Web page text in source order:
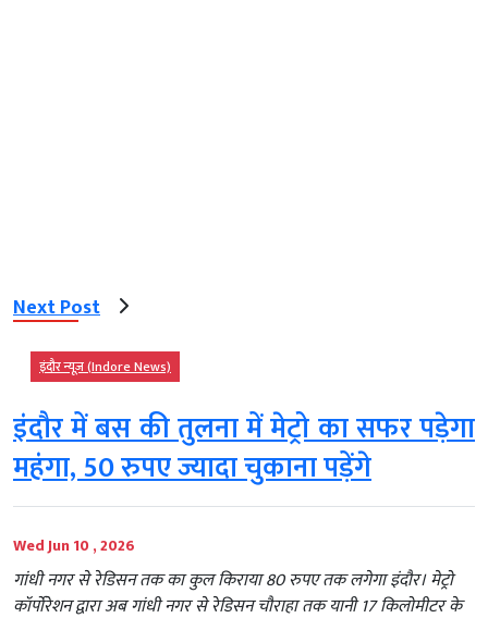
Next Post
इंदौर न्यूज़ (Indore News)
इंदौर में बस की तुलना में मेट्रो का सफर पड़ेगा
महंगा, 50 रुपए ज्यादा चुकाना पड़ेंगे
Wed Jun 10 , 2026
गांधी नगर से रेडिसन तक का कुल किराया 80 रुपए तक लगेगा इंदौर। मेट्रो
कॉर्पोरेशन द्वारा अब गांधी नगर से रेडिसन चौराहा तक यानी 17 किलोमीटर के